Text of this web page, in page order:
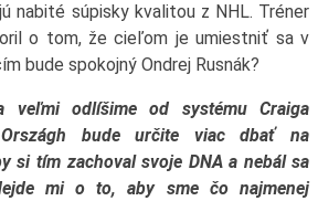
nabité súpisky kvalitou z NHL. Tréner
o tom, že cieľom je umiestniť sa v
bude spokojný Ondrej Rusnák?
veľmi odlíšime od systému Craiga
Országh bude určite viac dbať na
si tím zachoval svoje DNA a nebál sa
mi o to, aby sme čo najmenej